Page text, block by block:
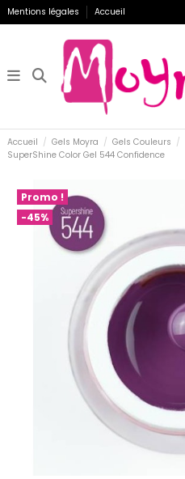
Mentions légales Accueil
Accueil Gels Moyra Gels Couleurs
SuperShine Color Gel 544 Confidence
Promo !
-45%